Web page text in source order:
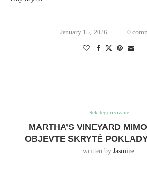
January 15, 2026 0
Nekategorizované
MARTHA’S VINEYARD
OBJEVTE SKRYTÉ
written by Jasmine